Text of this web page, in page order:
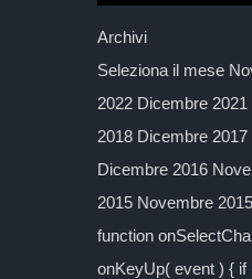
Archivi
Seleziona il mese
2022 Dicembre
2018 Dicembre
Dicembre 2016
2015 Novembre
function
onKeyUp( event ) {